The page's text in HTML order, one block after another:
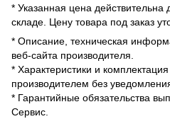
* Указанная цена
складе. Цену товара под заказ
* Описание, техническая
веб-сайта производителя.
* Характеристики и
производителем без
* Гарантийные обязательства
Сервис.